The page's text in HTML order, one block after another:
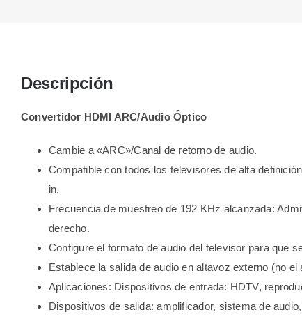
Descripción
Convertidor HDMI ARC/Audio Óptico
Cambie a «ARC»/Canal de retorno de audio.
Compatible con todos los televisores de alta
in.
Frecuencia de muestreo de 192 KHz alcanzada:
derecho.
Configure el formato de audio del televisor para que
Establece la salida de audio en altavoz externo (no el
Aplicaciones: Dispositivos de entrada: HDTV,
Dispositivos de salida: amplificador, sistema de